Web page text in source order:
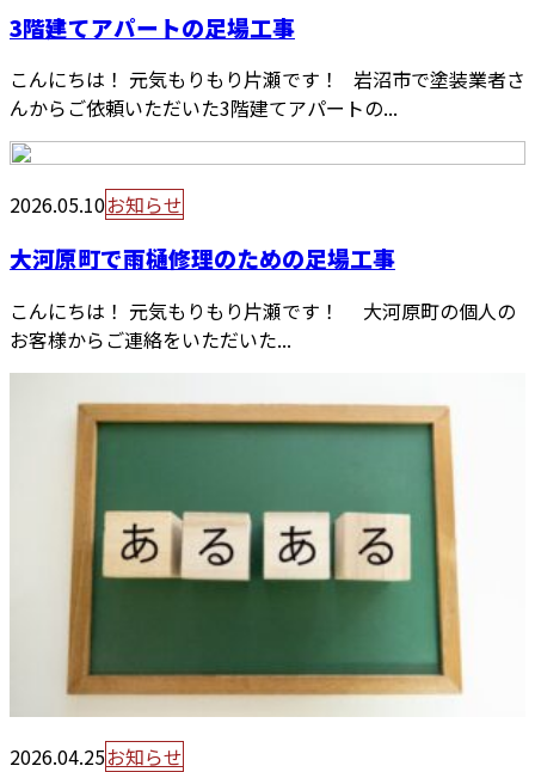
3階建てアパートの足場工事
こんにちは！ 元気もりもり片瀬です！ 岩沼市で塗装業者さ
んからご依頼いただいた3階建てアパートの...
2026.05.10お知らせ
大河原町で雨樋修理のための足場工事
こんにちは！ 元気もりもり片瀬です！ 大河原町の個人の
お客様からご連絡をいただいた...
2026.04.25お知らせ